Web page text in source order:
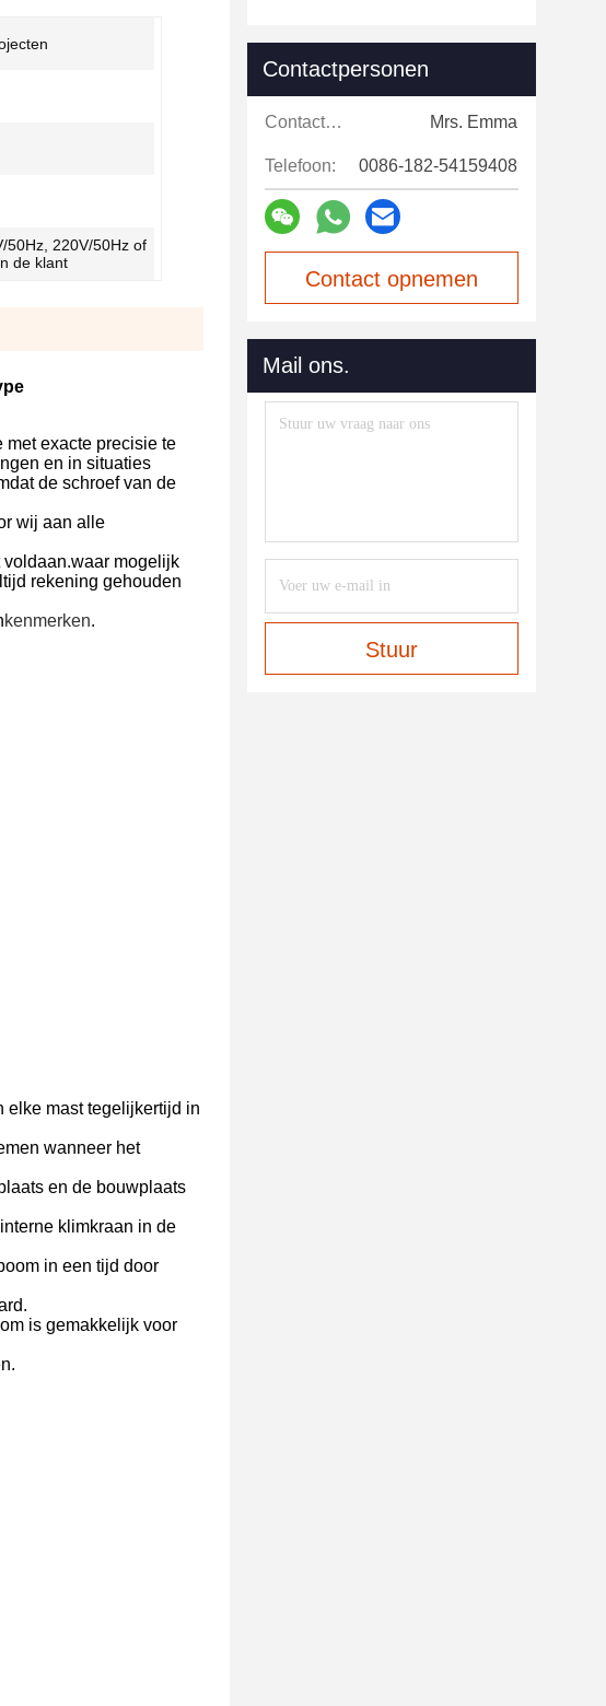
50Hz, 220V/50Hz of
de klant
met exacte precisie te
en in situaties
de schroef van de
wij aan alle
mogelijk
rekening gehouden
kenmerken.
elke mast tegelijkertijd in
wanneer het
en de bouwplaats
klimkraan in de
in een tijd door
is gemakkelijk voor
Contactpersonen
Contactpersonen: Mrs. Emma
Telefoon: 0086-182-54159408
Contact opnemen
Mail ons.
Stuur